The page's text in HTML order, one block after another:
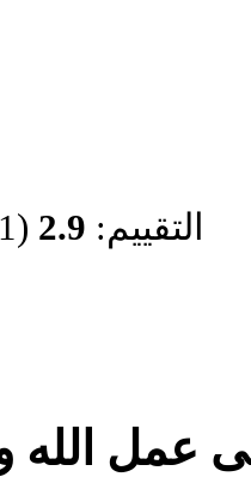
التقييم: 2.9 (5081 مرات التقييم)
عمل الله و